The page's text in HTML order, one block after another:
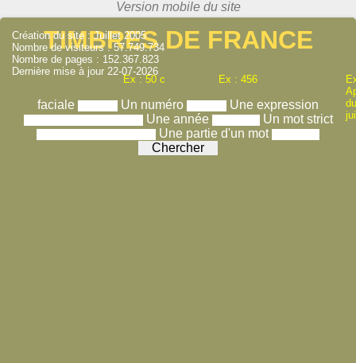
TIMBRES DE FRANCE
Ex : 50 c Ex : 456
faciale Un numéro
Une expression
Une année
Un mot strict
Une partie d'un mot
Création du site : Juillet 2005
Nombre de visiteurs : 57.749.734
Nombre de pages : 152.367.823
Dernière mise à jour 22-07-2026